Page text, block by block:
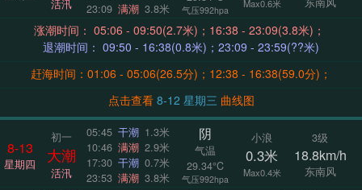
活汛
23:09 满潮 3.8米 气压992hpa
Max0.6米
涨潮时间： 05:06 - 09:50(2.7米)；16:38 - 23:09(3.8米)；
退潮时间： 09:50 - 16:38(0.8米)；23:09 - 23:59(??米)
赶海时间：01:06 - 05:06(26.5分)；12:38 - 16:38(59.0分)；
点击查看
8-12 星期三 曲线图
8-13
星期四
初一
大潮
活汛
05:45 干潮 1.3米
10:46 满潮 2.9米
17:30 干潮 0.7米
23:53 满潮 3.8米
阴
气温
29.34°C
气压992hpa
小浪
0.3米
Max0.4米
3级
18.8km/h
东南风